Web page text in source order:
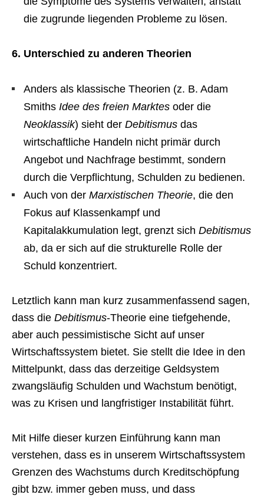
die zugrunde liegenden Probleme zu lösen.
6. Unterschied zu anderen Theorien
Anders als klassische Theorien (z. B. Adam
Smiths Idee des freien Marktes oder die
Neoklassik) sieht der Debitismus das
wirtschaftliche Handeln nicht primär durch
Angebot und Nachfrage bestimmt, sondern
durch die Verpflichtung, Schulden zu bedienen.
Auch von der Marxistischen Theorie, die den
Fokus auf Klassenkampf und
Kapitalakkumulation legt, grenzt sich Debitismus
ab, da er sich auf die strukturelle Rolle der
Schuld konzentriert.
Letztlich kann man kurz zusammenfassend sagen,
dass die Debitismus-Theorie eine tiefgehende,
aber auch pessimistische Sicht auf unser
Wirtschaftssystem bietet. Sie stellt die Idee in den
Mittelpunkt, dass das derzeitige Geldsystem
zwangsläufig Schulden und Wachstum benötigt,
was zu Krisen und langfristiger Instabilität führt.
Mit Hilfe dieser kurzen Einführung kann man
verstehen, dass es in unserem Wirtschaftssystem
Grenzen des Wachstums durch Kreditschöpfung
gibt bzw. immer geben muss, und dass